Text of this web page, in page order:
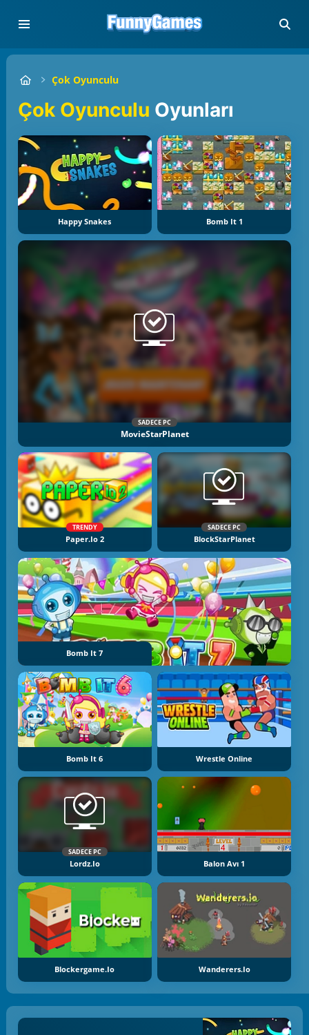
Çok Oyunculu
Çok Oyunculu Oyunları
Happy Snakes Bomb It 1
SADECE PC
MovieStarPlanet
TRENDY
Paper.io 2
SADECE PC
BlockStarPlanet
Bomb It 7
Bomb It 6 Wrestle Online
SADECE PC
Lordz.io Balon Avı 1
Blockergame.io Wanderers.io